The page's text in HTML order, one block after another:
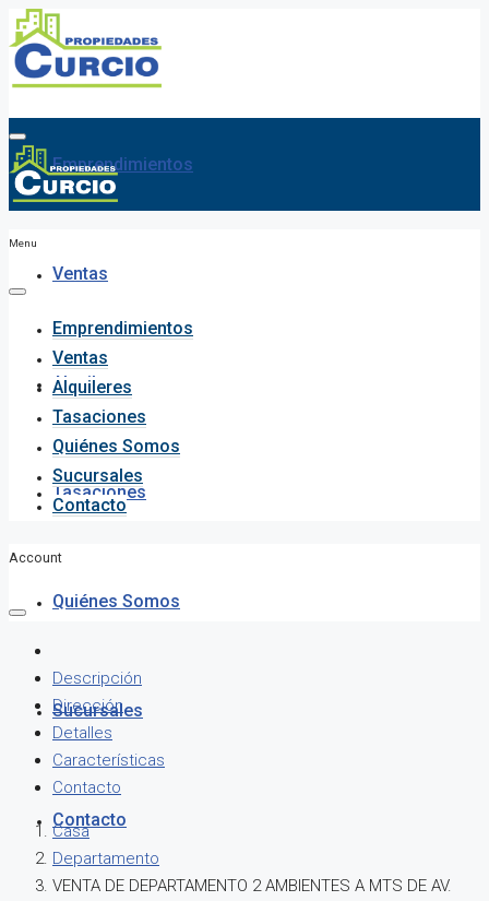
Emprendimientos
Ventas
Alquileres
Tasaciones
Quiénes Somos
Sucursales
Contacto
Menu
Emprendimientos
Ventas
Alquileres
Tasaciones
Quiénes Somos
Sucursales
Contacto
Account
Descripción
Dirección
Detalles
Características
Contacto
Casa
Departamento
VENTA DE DEPARTAMENTO 2 AMBIENTES A MTS DE AV.